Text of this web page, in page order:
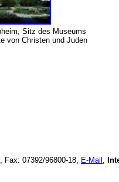
Sitz des Museums
von Christen und Juden
Fax: 07392/96800-18, E-Mail ,